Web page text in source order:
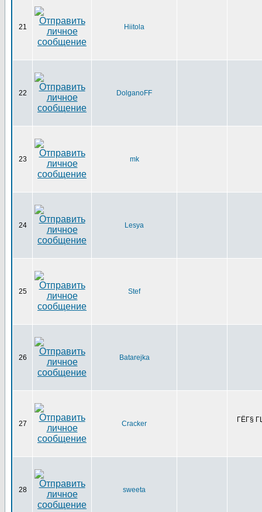
21 Hiitola
22 DolganoFF
23 mk
24 Lesya
25 Stef
26 Batarejka
27 Cracker ГЁГ§
28 sweeta